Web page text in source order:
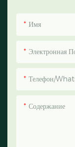
Имя
Электронная
Телефон/
Содержание